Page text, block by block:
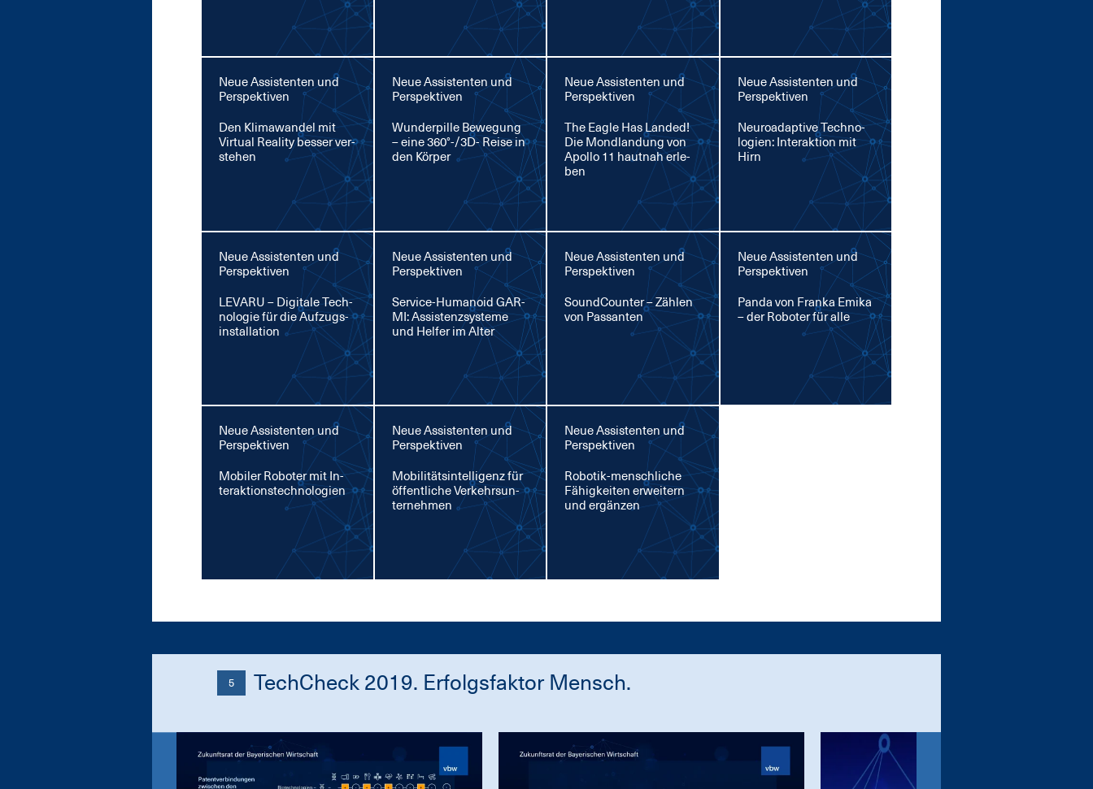
Neue Assistenten und
Perspektiven
Den Kli­ma­wan­del mit
Vir­tu­al Rea­li­ty bes­ser ver­
ste­hen
Neue Assistenten und
Perspektiven
Wun­der­pil­le Be­we­gung
– ei­ne 360°-/3D- Rei­se in
den Kör­per
Neue Assistenten und
Perspektiven
The Ea­gle Has Lan­ded!
Die Mond­lan­dung von
Apol­lo 11 haut­nah er­le­
ben
Neue Assistenten und
Perspektiven
Neu­road­ap­ti­ve Tech­no­
lo­gi­en: In­ter­ak­ti­on mit
Hirn
Neue Assistenten und
Perspektiven
LE­VA­RU – Di­gi­ta­le Tech­
no­lo­gie für die Auf­zug­s­
in­stal­la­ti­on
Neue Assistenten und
Perspektiven
Ser­vice-Hu­ma­no­id GAR­
MI: As­sis­tenz­sys­te­me
und Hel­fer im Al­ter
Neue Assistenten und
Perspektiven
Sound­Coun­ter – Zäh­len
von Pas­san­ten
Neue Assistenten und
Perspektiven
Pan­da von Fran­ka Emi­ka
– der Ro­bo­ter für al­le
Neue Assistenten und
Perspektiven
Mo­bi­ler Ro­bo­ter mit In­
ter­ak­ti­ons­tech­no­lo­gi­en
Neue Assistenten und
Perspektiven
Mo­bi­li­täts­in­tel­li­genz für
öf­fent­li­che Ver­kehrs­un­
ter­neh­men
Neue Assistenten und
Perspektiven
Ro­bo­tik-mensch­li­che
Fä­hig­kei­ten er­wei­tern
und er­gän­zen
5 TechCheck 2019. Erfolgsfaktor Mensch.